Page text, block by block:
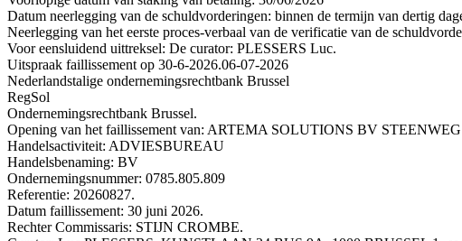
Datum neerlegging van de schuldvorderingen: binnen de termijn van dertig
Neerlegging van het eerste proces-verbaal van de verificatie van de
Voor eensluidend uittreksel: De curator: PLESSERS Luc.
Uitspraak faillissement op 30-6-2026.06-07-2026
Nederlandstalige ondernemingsrechtbank Brussel
RegSol
Ondernemingsrechtbank Brussel.
Opening van het faillissement van: ARTEMA SOLUTIONS BV
Handelsactiviteit: ADVIESBUREAU
Handelsbenaming: BV
Ondernemingsnummer: 0785.805.809
Referentie: 20260827.
Datum faillissement: 30 juni 2026.
Rechter Commissaris: STIJN CROMBE.